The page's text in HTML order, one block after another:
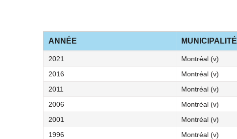
ANNÉE MUNICIPALITÉ
2021 Montréal (v)
2016
Montréal (v)
2011
Montréal (v)
2006
Montréal (v)
2001
Montréal (v)
1996
Montréal (v)